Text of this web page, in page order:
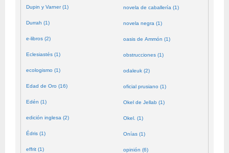
Dupin y Varner (1)
Durrah (1)
e-libros (2)
Eclesiastés (1)
ecologismo (1)
Edad de Oro (16)
Edén (1)
edición inglesa (2)
Édris (1)
effrit (1)
novela de caballería (1)
novela negra (1)
oasis de Ammón (1)
obstrucciones (1)
odaleuk (2)
oficial prusiano (1)
Okel de Jellab (1)
Okel. (1)
Onías (1)
opinión (6)